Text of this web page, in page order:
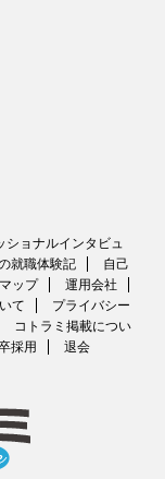
ショナルインタビュ
就職体験記
自己
ップ
運用会社
て
プライバシー
コトラミ掲載につい
採用 退会